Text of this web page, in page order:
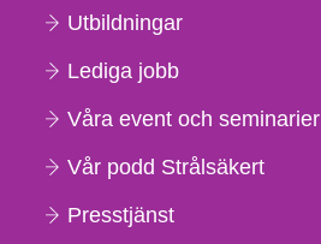
Utbildningar
Lediga jobb
Våra event och seminarier
Vår podd Strålsäkert
Presstjänst